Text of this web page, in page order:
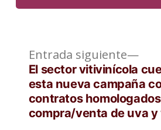
Navegación
de
entradas
Entrada siguiente
El sector vitivinícola
esta nueva campaña
contratos
compra/venta de uva y